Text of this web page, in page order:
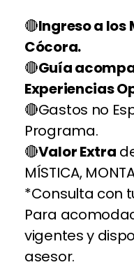
Ingreso a los
Cócora.
Guía
Experiencias
Gastos no
Programa.
Valor Extra
MÍSTICA,
*Consulta con
Para
vigentes y
asesor.